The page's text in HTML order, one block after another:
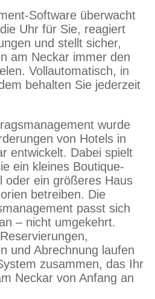
Software überwacht
Uhr für Sie, reagiert
und stellt sicher,
am Neckar immer den
Vollautomatisch, in
behalten Sie jederzeit
wurde
von Hotels in
entwickelt. Dabei spielt
ein kleines Boutique-
oder ein größeres Haus
betreiben. Die
passt sich
– nicht umgekehrt.
und Abrechnung laufen
zusammen, das Ihr
Neckar von Anfang an